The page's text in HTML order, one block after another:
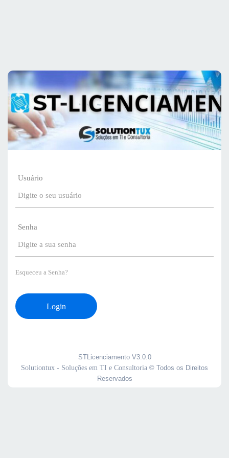
Usuário
Senha
Esqueceu a Senha?
Login
STLicenciamento V3.0.0
Solutiontux - Soluções em TI e Consultoria © Todos os Direitos
Reservados